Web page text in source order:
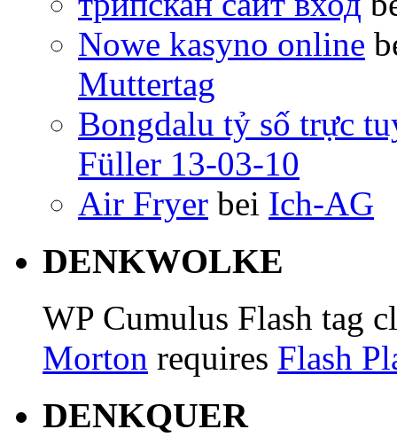
Nowe kasyno online
Muttertag
Bongdalu tỷ số trực
Füller 13-03-10
Air Fryer bei Ich-AG
DENKWOLKE
WP Cumulus Flash tag
Morton requires Flash
DENKQUER